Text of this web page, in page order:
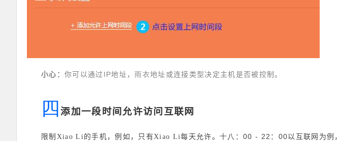
小心： 你可以通过 IP地址， 雨衣地址或连接类型决定主机是否被控制。
四添加一段时间允许访问互联网
限制Xiao Li的手机，例如，只有Xiao Li每天允许。 十八 ：00 - 22 ： 00 以互联网为例，